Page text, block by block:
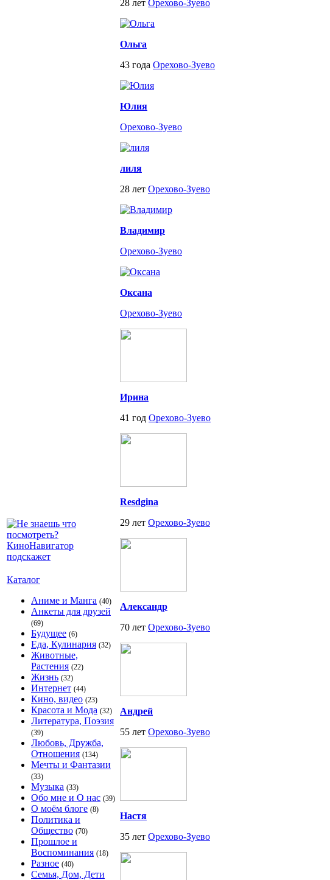
Каталог
Аниме и Манга (40)
Анкеты для друзей
(69)
Будущее (6)
Еда, Кулинария (32)
Животные,
Растения (22)
Жизнь (32)
Интернет (44)
Кино, видео (23)
Красота и Мода (32)
Литература, Поэзия
(39)
Любовь, Дружба,
Отношения (134)
Мечты и Фантазии
(33)
Музыка (33)
Обо мне и О нас (39)
О моём блоге (8)
Политика и
Общество (70)
Прошлое и
Воспоминания (18)
Разное (40)
Семья, Дом, Дети
28 лет Орехово-Зуево
Ольга
43 года Орехово-Зуево
Юлия
Орехово-Зуево
лиля
28 лет Орехово-Зуево
Владимир
Орехово-Зуево
Оксана
Орехово-Зуево
Ирина
41 год Орехово-Зуево
Resdgina
29 лет Орехово-Зуево
Александр
70 лет Орехово-Зуево
Андрей
55 лет Орехово-Зуево
Настя
35 лет Орехово-Зуево